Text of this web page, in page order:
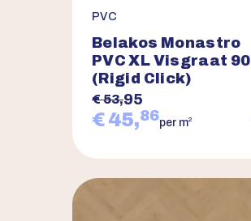
PVC
Belakos Monastro
PVC XL Visgraat 90
(Rigid Click)
€ 53,95
€ 45,86per m2